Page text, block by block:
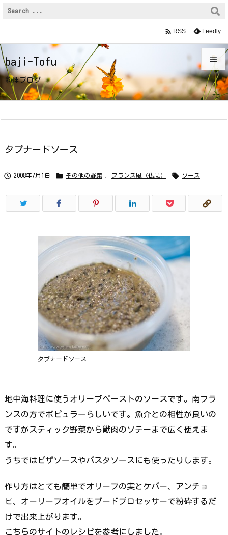
baji-Tofu
料理ブログ


メニュ
 RSS Feedly
タプナードソース
 2008年7月1日  その他の野菜 フランス風（仏風）  ソース
タプナードソース
地中海料理に使うオリーブペーストのソースです。南フラ
ンスの方でポピュラーらしいです。魚介との相性が良いの
ですがスティック野菜から獣肉のソテーまで広く使えま
す。
うちではピザソースやパスタソースにも使ったりします。
作り方はとても簡単でオリーブの実とケパー、アンチョ
ビ、オーリーブオイルをプードプロセッサーで粉砕するだ
けで出来上がります。
こちらのサイトのレシピを参考にしました。